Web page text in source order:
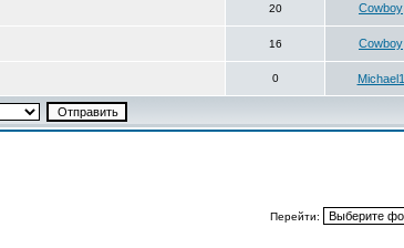
20 Cowboy
16 Cowboy
0 Michael1
Перейти: